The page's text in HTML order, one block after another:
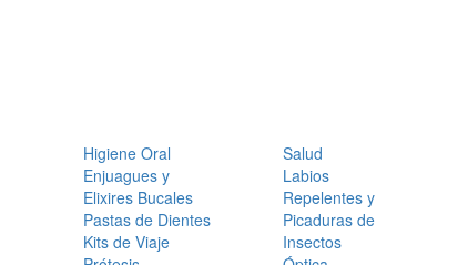
Higiene Oral
Enjuagues y
Elixires Bucales
Pastas de Dientes
Kits de Viaje
Salud
Labios
Repelentes y
Picaduras de
Insectos